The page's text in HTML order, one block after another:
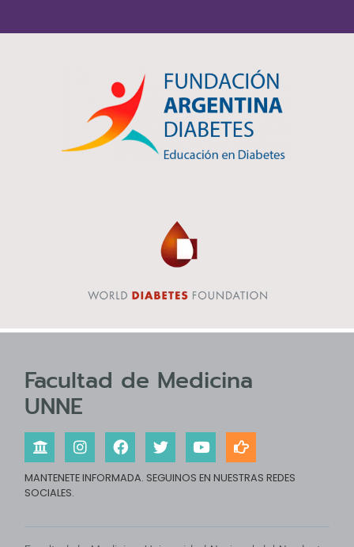
Facultad de Medicina
UNNE
MANTENETE INFORMADA. SEGUINOS EN NUESTRAS REDES
SOCIALES.